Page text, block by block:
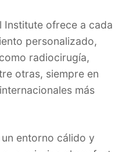
Institute ofrece a cada
personalizado,
radiocirugía,
otras, siempre en
más
entorno cálido y